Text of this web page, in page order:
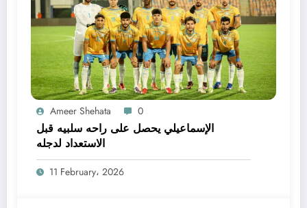
Ameer Shehata 0
الإسماعيلي يحصل على راحه سلبيه قبل
الاستعداد لدجله
11 February، 2026